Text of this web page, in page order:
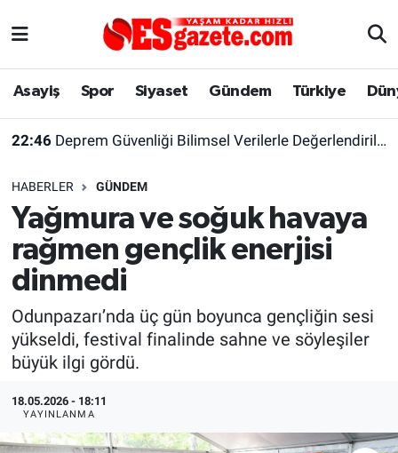
Asayiş Spor Siyaset Gündem Türkiye
22:46 Deprem Güvenliği Bilimsel Verilerle Değerlendirilmeli
HABERLER GÜNDEM
Yağmura ve soğuk havaya
rağmen gençlik enerjisi
dinmedi
Odunpazarı’nda üç gün boyunca gençliğin sesi
yükseldi, festival finalinde sahne ve söyleşiler
büyük ilgi gördü.
18.05.2026 - 18:11
YAYINLANMA
Asayiş
Gündem
Türkiye
Dünya
Sağlık
Yaşam
Eskişehirspor Arşivi
Eskişehir Arşivi
Röportaj
Ekonomi
Politika
Eskişehir Nöbetçi Eczaneler
Süper Lig Puan Durumu ve Fikstür
Tüm Manşetler
Son Dakika Haberleri
Haber Arşivi